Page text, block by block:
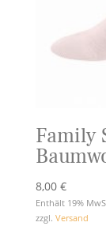
Family
8,00 €
Enthält 19%
zzgl. Versand